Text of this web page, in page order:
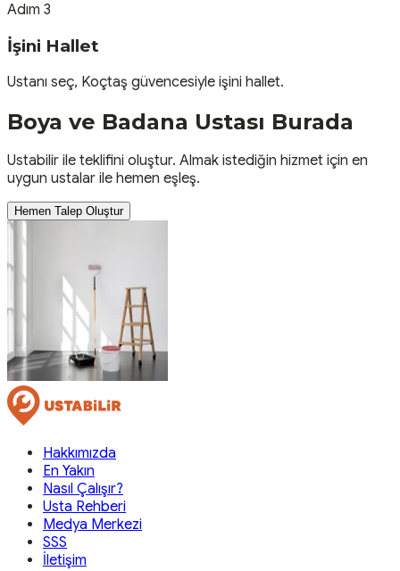
Adım 3
İşini Hallet
Ustanı seç, Koçtaş güvencesiyle işini hallet.
Boya ve Badana Ustası Burada
Ustabilir ile teklifini oluştur. Almak istediğin hizmet için en
uygun ustalar ile hemen eşleş.
Hemen Talep Oluştur
Hakkımızda
En Yakın
Nasıl Çalışır?
Usta Rehberi
Medya Merkezi
SSS
İletişim